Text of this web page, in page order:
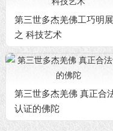
第三世多杰羌佛工巧明
之 科技艺术
第三世多杰羌佛 真正合
认证的佛陀